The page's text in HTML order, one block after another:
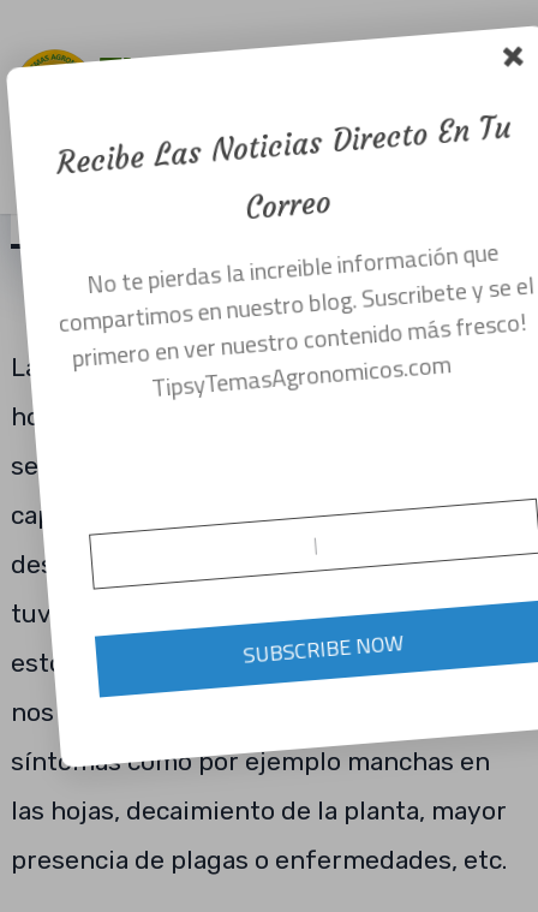
Menu
atómico y
absorción.
noviembre 15, 2017
PRINCIPALES FORMAS DE ABSORCIÓN
DE LOS NUTRIENTES.
Las plantas de cualquier cultivo, sean
hortícolas o de otra especie, necesitan una
serie de minerales y otros elementos que
captan de la tierra y el aire para poder
desarrollarse convenientemente. Si
tuvieran un exceso o carencia de alguno de
estos minerales y elementos las plantas
nos lo dejarán saber mediante una serie de
síntomas como por ejemplo manchas en
las hojas, decaimiento de la planta, mayor
presencia de plagas o enfermedades, etc.
Recibe Las Noticias Directo En Tu
Correo
No te pierdas la increible información que
compartimos en nuestro blog. Suscribete y se el
primero en ver nuestro contenido más fresco!
TipsyTemasAgronomicos.com
SUBSCRIBE NOW